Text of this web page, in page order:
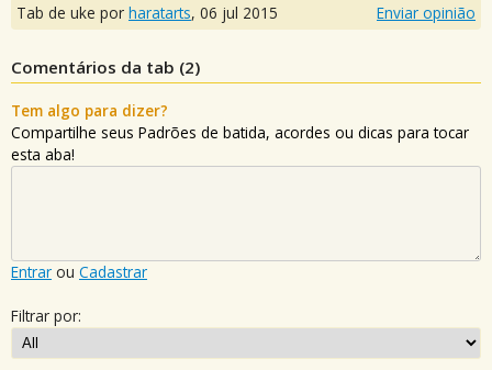
Tab de uke por haratarts, 06 jul 2015 Enviar opinião
Comentários da tab (2)
Tem algo para dizer?
Compartilhe seus Padrões de batida, acordes ou dicas para tocar
esta aba!
Entrar ou Cadastrar
Filtrar por: